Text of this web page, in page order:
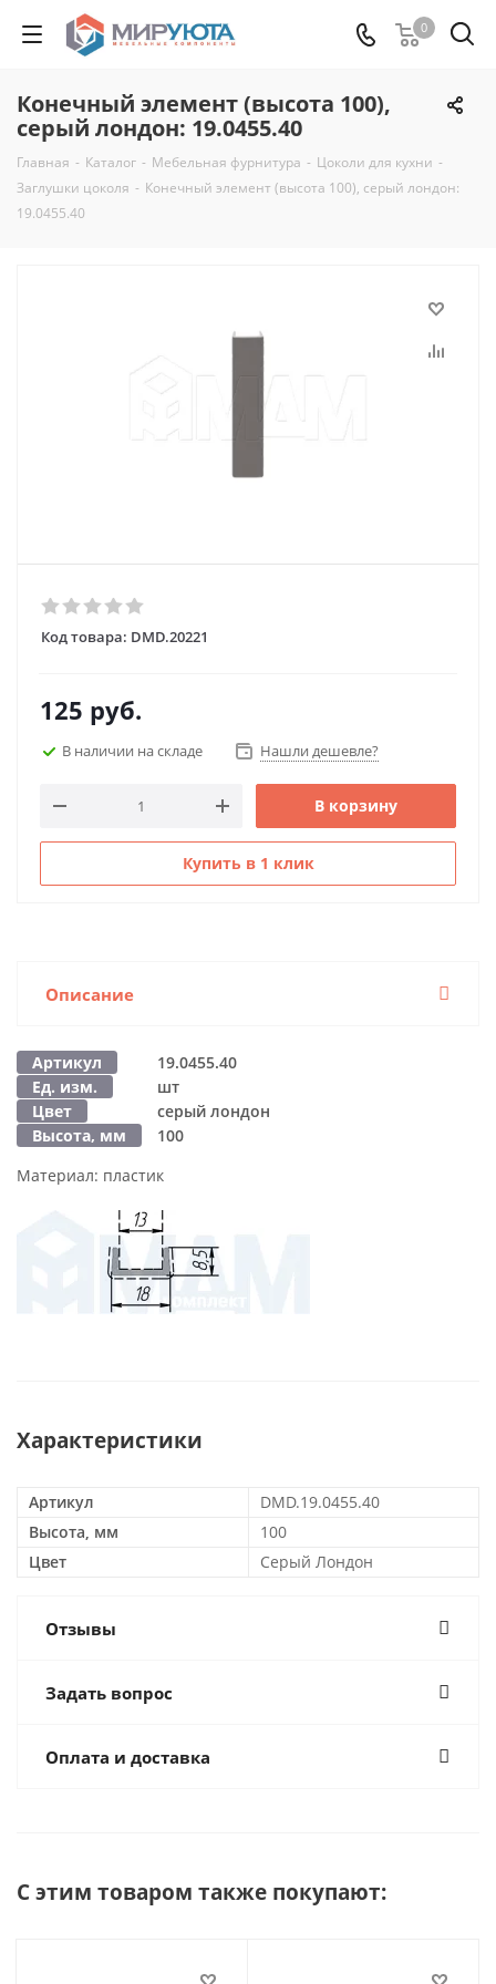
0
Конечный элемент (высота 100),
серый лондон: 19.0455.40
Главная - Каталог - Мебельная фурнитура - Цоколи для кухни -
Заглушки цоколя - Конечный элемент (высота 100), серый лондон:
19.0455.40
Код товара: DMD.20221
125 руб.
В наличии на складе Нашли дешевле?
В корзину
Купить в 1 клик
Описание
Артикул
19.0455.40
Ед. изм.
шт
Цвет
серый лондон
Высота, мм
100
Материал: пластик
Характеристики
Артикул
DMD.19.0455.40
Высота, мм
100
Цвет
Серый Лондон
Отзывы
Задать вопрос
Оплата и доставка
С этим товаром также покупают: